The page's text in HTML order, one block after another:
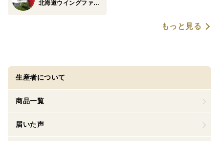
北海道ウイングファーム
もっと見る
生産者について
商品一覧
届いた声